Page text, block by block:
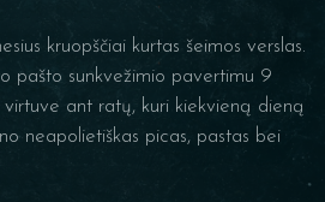
kruopščiai kurtas šeimos verslas.
pašto sunkvežimio pavertimu 9
ant ratų, kuri kiekvieną dieną
neapolietiškas picas, pastas bei